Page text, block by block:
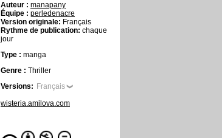
Auteur : manapany
Équipe : perledenacre
Version originale: Français
Rythme de publication: chaque
jour
Type : manga
Genre : Thriller
Versions: Français
wisteria.amilova.com